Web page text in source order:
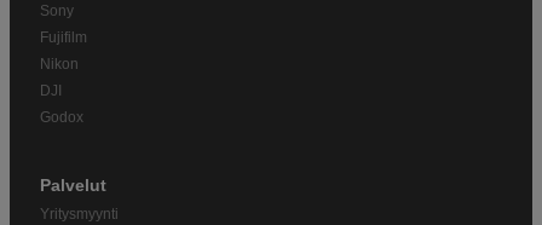
Sony
Fujifilm
Nikon
DJI
Godox
Palvelut
Yritysmyynti